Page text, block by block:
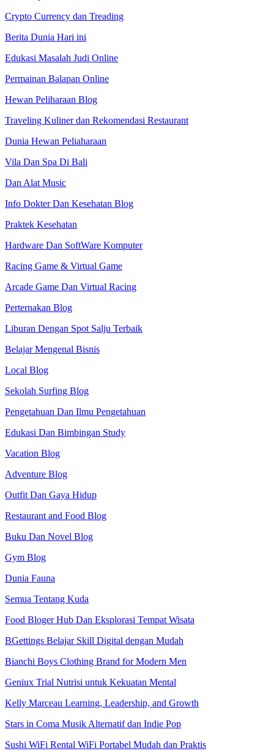
Crypto Currency dan Treading
Berita Dunia Hari ini
Edukasi Masalah Judi Online
Permainan Balapan Online
Hewan Peliharaan Blog
Traveling Kuliner dan Rekomendasi Restaurant
Dunia Hewan Peliaharaan
Vila Dan Spa Di Bali
Dan Alat Music
Info Dokter Dan Kesehatan Blog
Praktek Kesehatan
Hardware Dan SoftWare Komputer
Racing Game & Virtual Game
Arcade Game Dan Virtual Racing
Perternakan Blog
Liburan Dengan Spot Salju Terbaik
Belajar Mengenal Bisnis
Local Blog
Sekolah Surfing Blog
Pengetahuan Dan Ilmu Pengetahuan
Edukasi Dan Bimbingan Study
Vacation Blog
Adventure Blog
Outfit Dan Gaya Hidup
Restaurant and Food Blog
Buku Dan Novel Blog
Gym Blog
Dunia Fauna
Semua Tentang Kuda
Food Bloger Hub Dan Eksplorasi Tempat Wisata
BGettings Belajar Skill Digital dengan Mudah
Bianchi Boys Clothing Brand for Modern Men
Geniux Trial Nutrisi untuk Kekuatan Mental
Kelly Marceau Learning, Leadership, and Growth
Stars in Coma Musik Alternatif dan Indie Pop
Sushi WiFi Rental WiFi Portabel Mudah dan Praktis